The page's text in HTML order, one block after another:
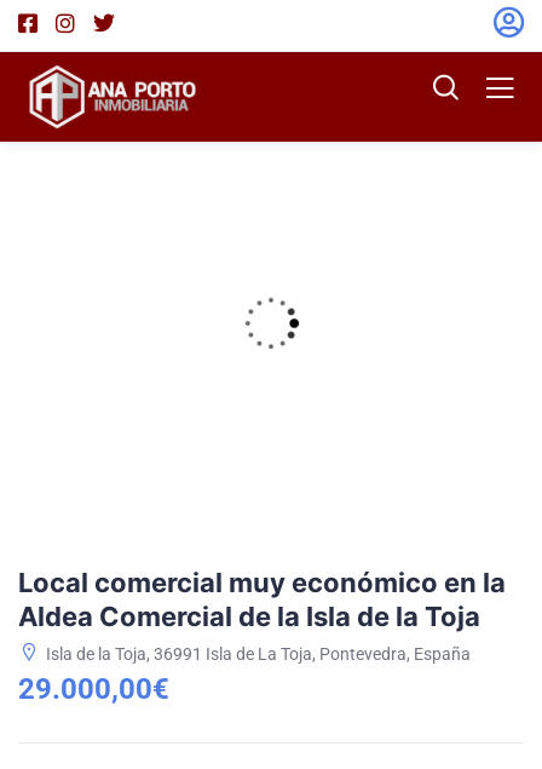
Local comercial muy económico en la
Aldea Comercial de la Isla de la Toja
Isla de la Toja, 36991 Isla de La Toja, Pontevedra, España
29.000,00€